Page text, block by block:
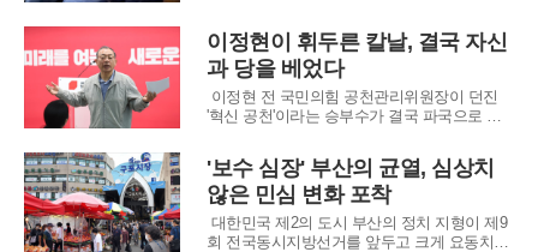
령의 동선을 따라 여당의 뜨거운 환호가 파도
처럼 밀려왔지만, 야당이 자리한 반대편은 싸
늘한 정적이 감돌며 극명한 대비를 이뤘다.본
회의 시작 전 국회의장실에서 열린 사전 환담
에서부터
이정현이 휘두른 칼날, 결국 자신
과 당을 베었다
이정현 전 국민의힘 공천관리위원장이 던진
'혁신 공천'이라는 승부수가 결국 파국으로 치
당의 변화를 이끌겠다던 그의 구상은 공천 파
행과 극심한 내부 갈등만을 남긴 채 좌초했다.
이 전 위원장은 전격 사퇴했지만, 그가 남긴 혼
란은 이제 시작이라는 평가가 지배적이다.
'보수 심장' 부산의 균열, 심상치
않은 민심 변화 포착
대한민국 제2의 도시 부산의 정치 지형이 제9
회 전국동시지방선거를 앞두고 크게 요동치고